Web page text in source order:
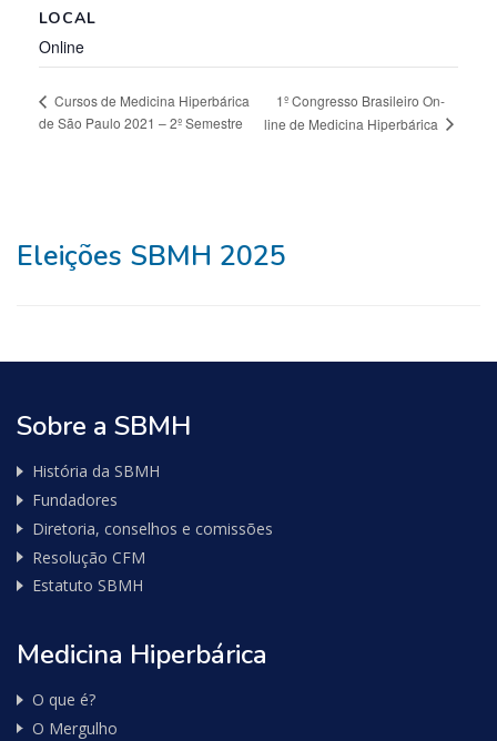
LOCAL
Online
Cursos de Medicina Hiperbárica
de São Paulo 2021 – 2º Semestre
1º Congresso Brasileiro On-
line de Medicina Hiperbárica
Eleições SBMH 2025
Sobre a SBMH
História da SBMH
Fundadores
Diretoria, conselhos e comissões
Resolução CFM
Estatuto SBMH
Medicina Hiperbárica
O que é?
O Mergulho